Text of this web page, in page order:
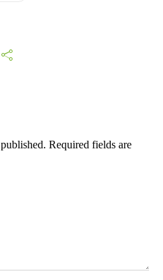
Required fields are